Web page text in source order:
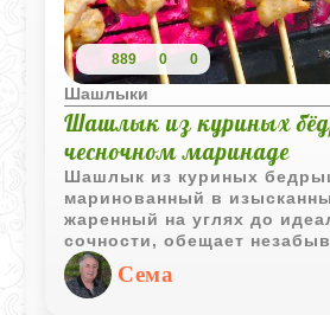
889 0 0
Шашлыки
Шашлык из куриных
чесночном маринаде
Шашлык из куриных
маринованный в
жаренный на углях до
сочности, обещает
гастрономическое
Подаваемый к столу с
свежих овощей и
Сема